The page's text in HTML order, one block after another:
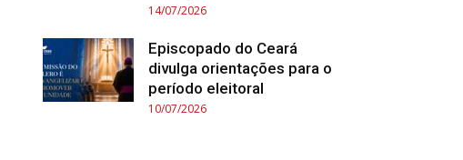
14/07/2026
Episcopado do Ceará
divulga orientações para o
período eleitoral
10/07/2026